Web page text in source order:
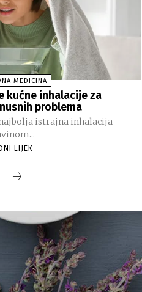
MEDICINA
kućne inhalacije za
problema
istrajna inhalacija
LIJEK